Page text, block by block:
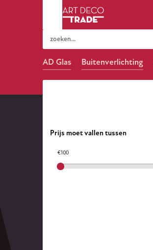
AD Glas Buitenverlichting
Prijs moet vallen tussen
€100